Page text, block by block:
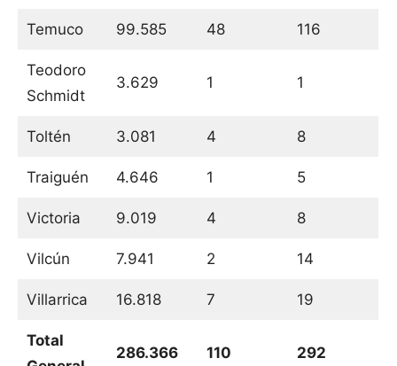
Temuco 99.585 48 116
Teodoro
Schmidt
3.629 1 1
Toltén 3.081 4 8
Traiguén 4.646 1 5
Victoria 9.019 4 8
Vilcún 7.941 2 14
Villarrica 16.818 7 19
Total
286.366 110 292